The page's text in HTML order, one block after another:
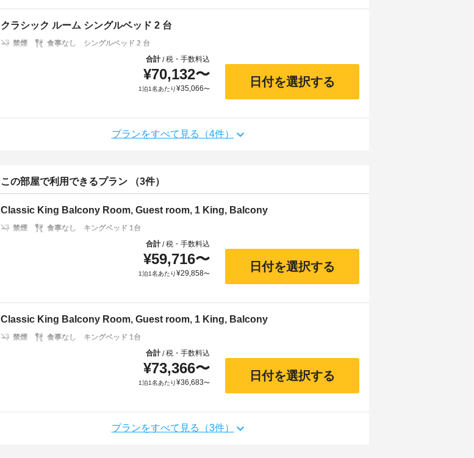
クラシック ルーム シングルベッド 2 台
禁煙 食事なし
シングルベッド 2 台
合計/税・手数料込
¥70,132〜
1泊1名あたり¥35,066〜
日付を選択する
プランをすべて見る（4件）
この部屋で利用できるプラン （3件）
Classic King Balcony Room, Guest room, 1 King, Balcony
禁煙 食事なし
キングベッド 1台
合計/税・手数料込
¥59,716〜
1泊1名あたり¥29,858〜
日付を選択する
Classic King Balcony Room, Guest room, 1 King, Balcony
禁煙 食事なし
キングベッド 1台
合計/税・手数料込
¥73,366〜
1泊1名あたり¥36,683〜
日付を選択する
プランをすべて見る（3件）